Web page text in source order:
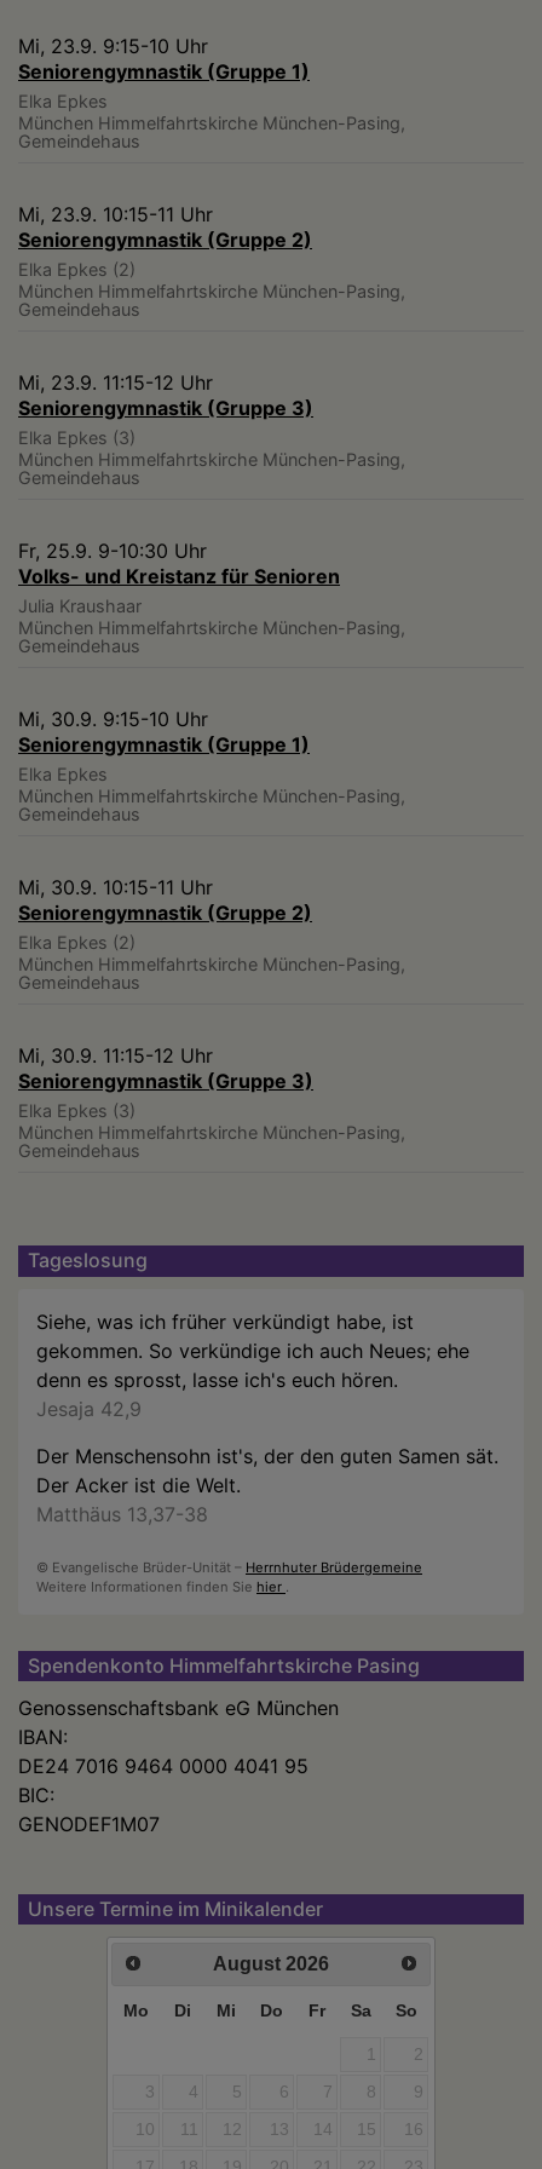
Mi, 23.9. 9:15-10 Uhr
Seniorengymnastik (Gruppe 1)
Elka Epkes
München Himmelfahrtskirche München-Pasing,
Gemeindehaus
Mi, 23.9. 10:15-11 Uhr
Seniorengymnastik (Gruppe 2)
Elka Epkes (2)
München Himmelfahrtskirche München-Pasing,
Gemeindehaus
Mi, 23.9. 11:15-12 Uhr
Seniorengymnastik (Gruppe 3)
Elka Epkes (3)
München Himmelfahrtskirche München-Pasing,
Gemeindehaus
Fr, 25.9. 9-10:30 Uhr
Volks- und Kreistanz für Senioren
Julia Kraushaar
München Himmelfahrtskirche München-Pasing,
Gemeindehaus
Mi, 30.9. 9:15-10 Uhr
Seniorengymnastik (Gruppe 1)
Elka Epkes
München Himmelfahrtskirche München-Pasing,
Gemeindehaus
Mi, 30.9. 10:15-11 Uhr
Seniorengymnastik (Gruppe 2)
Elka Epkes (2)
München Himmelfahrtskirche München-Pasing,
Gemeindehaus
Mi, 30.9. 11:15-12 Uhr
Seniorengymnastik (Gruppe 3)
Elka Epkes (3)
München Himmelfahrtskirche München-Pasing,
Gemeindehaus
Tageslosung
Siehe, was ich früher verkündigt habe, ist
gekommen. So verkündige ich auch Neues; ehe
denn es sprosst, lasse ich's euch hören.
Jesaja 42,9
Der Menschensohn ist's, der den guten Samen sät.
Der Acker ist die Welt.
Matthäus 13,37-38
© Evangelische Brüder-Unität – Herrnhuter Brüdergemeine
Weitere Informationen finden Sie hier
Spendenkonto Himmelfahrtskirche Pasing
Genossenschaftsbank eG München
IBAN:
DE24 7016 9464 0000 4041 95
BIC:
GENODEF1M07
Unsere Termine im Minikalender
August 2026
Mo Di Mi Do Fr Sa So
1
2
3
4 5 6 7 8
9
10
11 12 13 14 15
16